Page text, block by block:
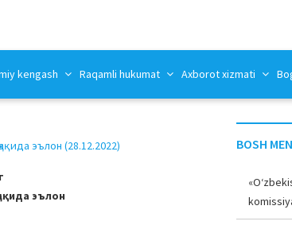
kengash Raqamli hukumat Axborot xizmati
эълон (28.12.2022)
эълон
BOSH